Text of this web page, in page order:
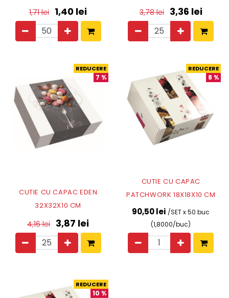
1,71lei 1,40 lei 3,78lei 3,36 lei
REDUCERE
7 %
CUTIE CU CAPAC EDEN
32X32X10 CM
4,16lei 3,87 lei
REDUCERE
8 %
CUTIE CU CAPAC
PATCHWORK 18X18X10 CM
90,50 lei /SET x 50 buc
(1,8000/buc)
REDUCERE
10 %